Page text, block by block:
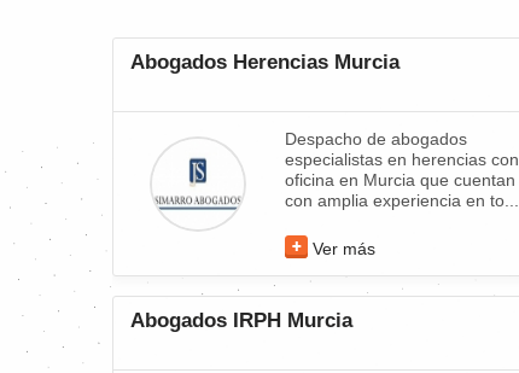
Abogados Herencias Murcia
Despacho de abogados
especialistas en herencias con
oficina en Murcia que cuentan
con amplia experiencia en to...
Ver más
Abogados IRPH Murcia